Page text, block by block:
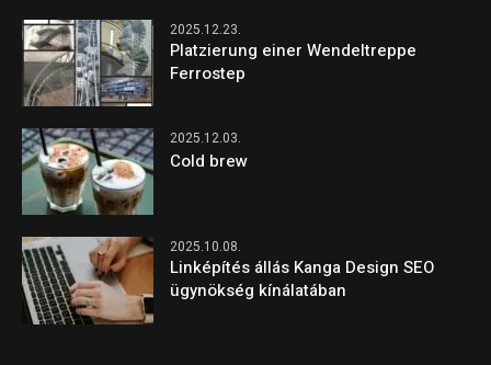
2025.12.23.
Platzierung einer Wendeltreppe
Ferrostep
2025.12.03.
Cold brew
2025.10.08.
Linképítés állás Kanga Design SEO
ügynökség kínálatában